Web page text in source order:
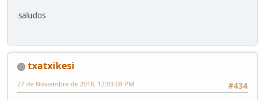
saludos
txatxikesi
#434
27 de Noviembre de 2018, 12:03:08 PM